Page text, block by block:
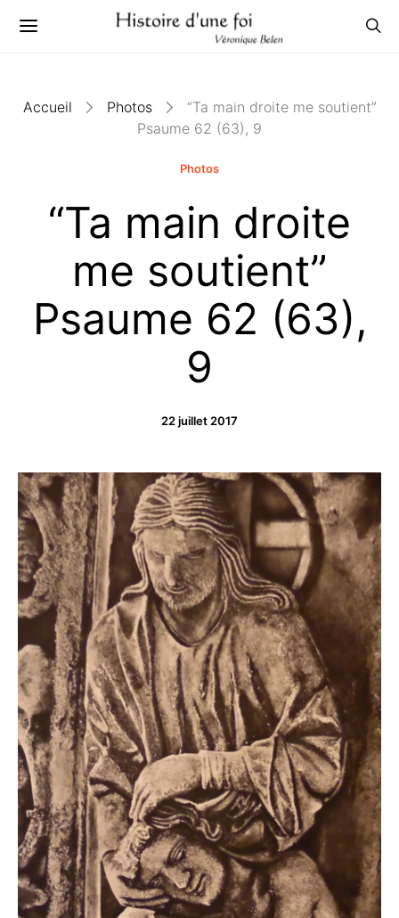
Accueil Photos
“Ta main droite me soutient”
Psaume 62 (63), 9
Photos
“Ta main droite
me soutient”
Psaume 62 (63),
9
22 juillet 2017